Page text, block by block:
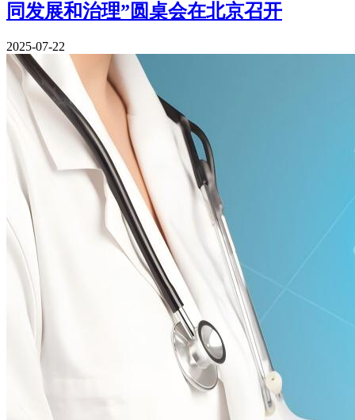
同发展和治理”圆桌会在北京召开
2025-07-22